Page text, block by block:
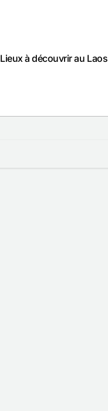
Lieux à découvrir au Laos